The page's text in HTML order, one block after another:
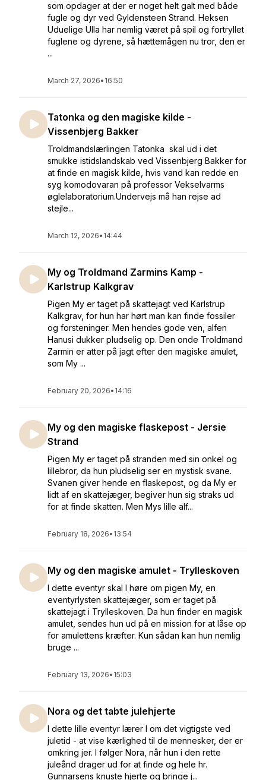
som opdager at der er noget helt galt med både
fugle og dyr ved Gyldensteen Strand. Heksen
Uduelige Ulla har nemlig været på spil og fortryllet
fuglene og dyrene, så hættemågen nu tror, den er
...
March 27, 2026• 16:50
Tatonka og den magiske kilde -
Vissenbjerg Bakker
Troldmandslærlingen Tatonka skal ud i det
smukke istidslandskab ved Vissenbjerg Bakker for
at finde en magisk kilde, hvis vand kan redde en
syg komodovaran på professor Vekselvarms
øglelaboratorium.Undervejs må han rejse ad
stejle...
March 12, 2026• 14:44
My og Troldmand Zarmins Kamp -
Karlstrup Kalkgrav
Pigen My er taget på skattejagt ved Karlstrup
Kalkgrav, for hun har hørt man kan finde fossiler
og forsteninger. Men hendes gode ven, alfen
Hanusi dukker pludselig op. Den onde Troldmand
Zarmin er atter på jagt efter den magiske amulet,
som My ...
February 20, 2026• 14:16
My og den magiske flaskepost - Jersie
Strand
Pigen My er taget på stranden med sin onkel og
lillebror, da hun pludselig ser en mystisk svane.
Svanen giver hende en flaskepost, og da My er
lidt af en skattejæger, begiver hun sig straks ud
for at finde skatten. Men Mys lille alf...
February 18, 2026• 13:54
My og den magiske amulet - Trylleskoven
I dette eventyr skal I høre om pigen My, en
eventyrlysten skattejæger, som er taget på
skattejagt i Trylleskoven. Da hun finder en magisk
amulet, sendes hun ud på en mission for at låse op
for amulettens kræfter. Kun sådan kan hun nemlig
bruge ...
February 13, 2026• 15:03
Nora og det tabte julehjerte
I dette lille eventyr lærer I om det vigtigste ved
juletid - at vise kærlighed til de mennesker, der er
omkring jer. I følger Nora, når hun i den rette
juleånd drager ud for at finde og hele hr.
Gunnarsens knuste hjerte og bringe j...